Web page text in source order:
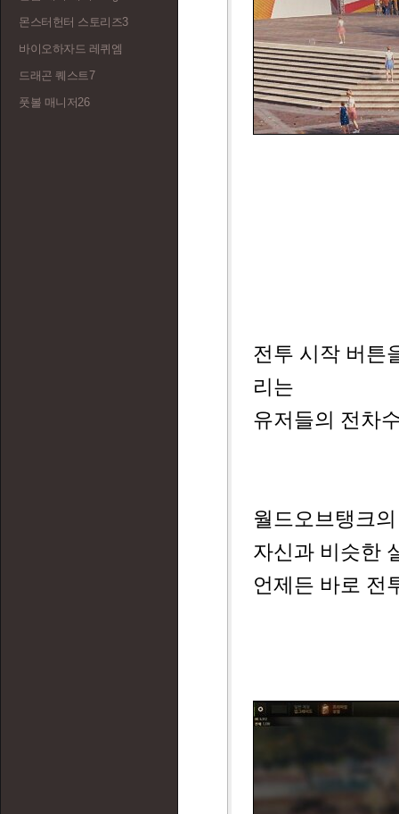
몬스터헌터 스토리즈3
바이오하자드 레퀴엠
드래곤 퀘스트7
풋볼 매니저26
전투 시작 버튼
리는
유저들의 전차
월드오브탱크
자신과 비슷한
언제든 바로 전